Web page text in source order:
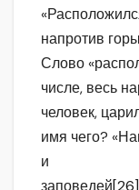
напротив
Слово
числе, весь
человек,
имя чего?
и
заповедей[26]